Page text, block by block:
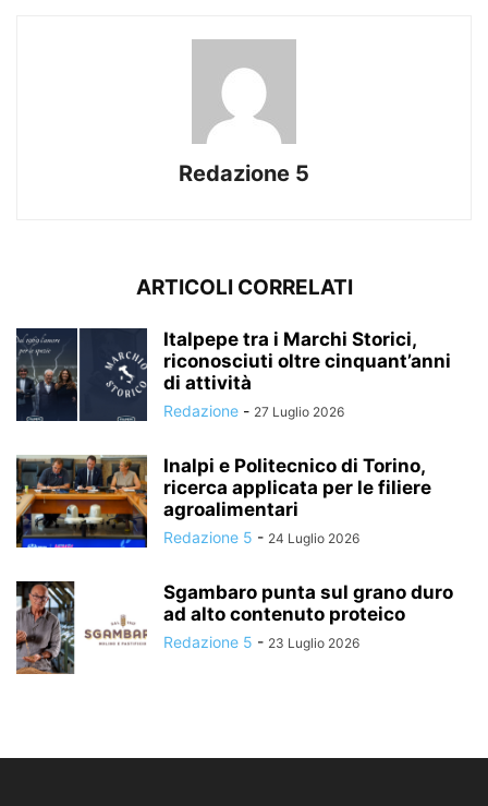
Redazione 5
ARTICOLI CORRELATI
Italpepe tra i Marchi Storici,
riconosciuti oltre cinquant’anni
di attività
Redazione - 27 Luglio 2026
Inalpi e Politecnico di Torino,
ricerca applicata per le filiere
agroalimentari
Redazione 5 - 24 Luglio 2026
Sgambaro punta sul grano duro
ad alto contenuto proteico
Redazione 5 - 23 Luglio 2026